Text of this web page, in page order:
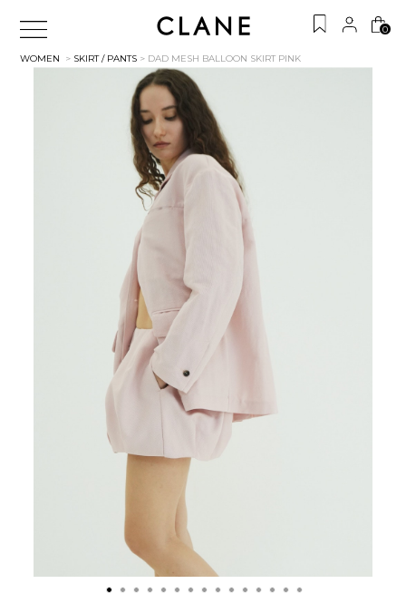
0
WOMEN > SKIRT / PANTS > DAD MESH BALLOON SKIRT PINK